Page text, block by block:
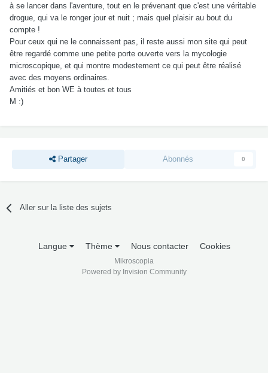
à se lancer dans l'aventure, tout en le prévenant que c'est une véritable
drogue, qui va le ronger jour et nuit ; mais quel plaisir au bout du
compte !
Pour ceux qui ne le connaissent pas, il reste aussi mon site qui peut
être regardé comme une petite porte ouverte vers la mycologie
microscopique, et qui montre modestement ce qui peut être réalisé
avec des moyens ordinaires.
Amitiés et bon WE à toutes et tous
M :)
Partager Abonnés 0
Aller sur la liste des sujets
Langue Thème Nous contacter Cookies
Mikroscopia
Powered by Invision Community